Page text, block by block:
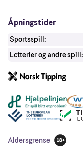
Åpningstider
Sportsspill:
Lotterier og andre spill:
Andre lenker
Aldersgrense
18 år